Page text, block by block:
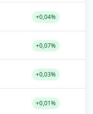
+0,04%
+0,07%
+0,03%
+0,01%